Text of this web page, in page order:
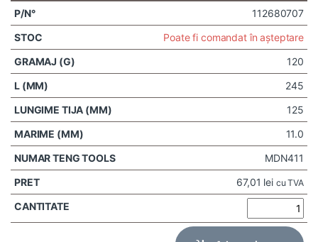
112680707
Poate fi comandat în așteptare
120
245
125
11.0
MDN411
67,01 lei cu TVA